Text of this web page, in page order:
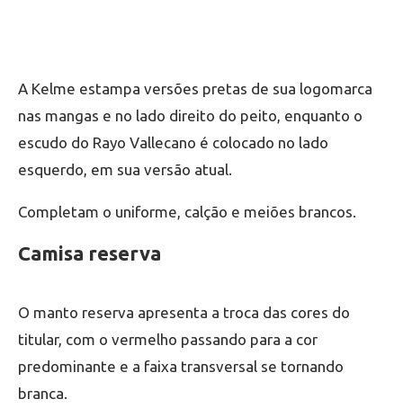
A Kelme estampa versões pretas de sua logomarca
nas mangas e no lado direito do peito, enquanto o
escudo do Rayo Vallecano é colocado no lado
esquerdo, em sua versão atual.
Completam o uniforme, calção e meiões brancos.
Camisa reserva
O manto reserva apresenta a troca das cores do
titular, com o vermelho passando para a cor
predominante e a faixa transversal se tornando
branca.